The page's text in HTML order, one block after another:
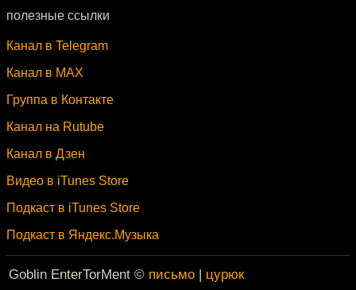
полезные ссылки
Канал в Telegram
Канал в MAX
Группа в Контакте
Канал на Rutube
Канал в Дзен
Видео в iTunes Store
Подкаст в iTunes Store
Подкаст в Яндекс.Музыка
Goblin EnterTorMent © письмо | цурюк